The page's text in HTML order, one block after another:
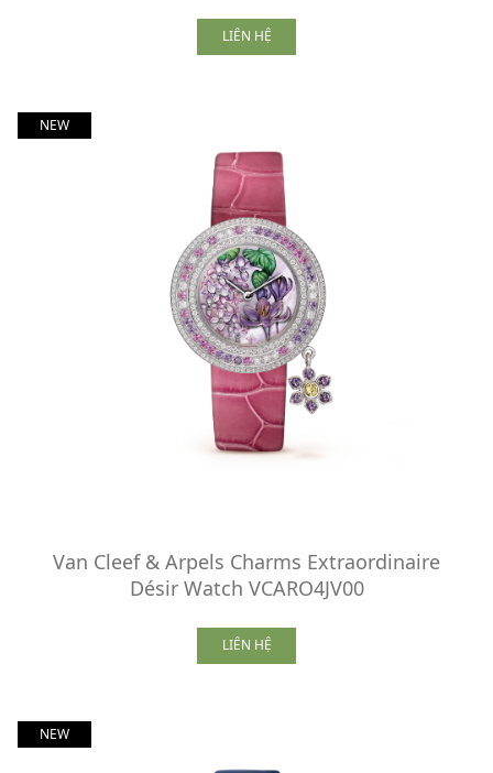
LIÊN HỆ
NEW
Van Cleef & Arpels Charms Extraordinaire
Désir Watch VCARO4JV00
LIÊN HỆ
NEW